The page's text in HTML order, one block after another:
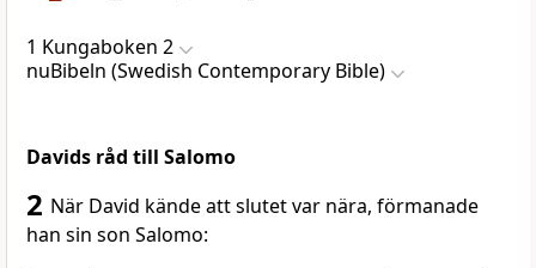
1 Kungaboken 2
nuBibeln (Swedish Contemporary Bible)
Davids råd till Salomo
2 När David kände att slutet var nära, förmanade
han sin son Salomo: